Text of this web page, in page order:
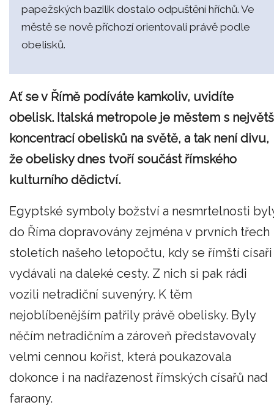
papežských bazilik dostalo odpuštění hříchů. Ve
městě se nově příchozí orientovali právě podle
obelisků.
Ať se v Římě podíváte kamkoliv, uvidíte
obelisk. Italská metropole je městem s
koncentrací obelisků na světě, a tak není divu,
že obelisky dnes tvoří součást římského
kulturního dědictví.
Egyptské symboly božství a nesmrtelnosti
do Říma dopravovány zejména v prvních třech
stoletích našeho letopočtu, kdy se římští císaři
vydávali na daleké cesty. Z nich si pak rádi
vozili netradiční suvenýry. K těm
nejoblíbenějším patřily právě obelisky. Byly
něčím netradičním a zároveň představovaly
velmi cennou kořist, která poukazovala
dokonce i na nadřazenost římských císařů nad
faraony.